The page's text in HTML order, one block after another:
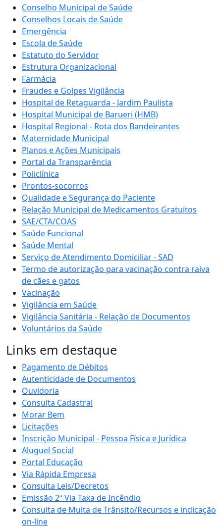
Conselho Municipal de Saúde
Conselhos Locais de Saúde
Emergência
Escola de Saúde
Estatuto do Servidor
Estrutura Organizacional
Farmácia
Fraudes e Golpes Vigilância
Hospital de Retaguarda - Jardim Paulista
Hospital Municipal de Barueri (HMB)
Hospital Regional - Rota dos Bandeirantes
Maternidade Municipal
Planos e Ações Municipais
Portal da Transparência
Policlínica
Prontos-socorros
Qualidade e Segurança do Paciente
Relação Municipal de Medicamentos Gratuitos
SAE/CTA/COAS
Saúde Funcional
Saúde Mental
Serviço de Atendimento Domiciliar - SAD
Termo de autorização para vacinação contra raiva
de cães e gatos
Vacinação
Vigilância em Saúde
Vigilância Sanitária - Relação de Documentos
Voluntários da Saúde
Links em destaque
Pagamento de Débitos
Autenticidade de Documentos
Ouvidoria
Consulta Cadastral
Morar Bem
Licitações
Inscrição Municipal - Pessoa Física e Jurídica
Aluguel Social
Portal Educação
Via Rápida Empresa
Consulta Leis/Decretos
Emissão 2ª Via Taxa de Incêndio
Consulta de Multa de Trânsito/Recursos e indicação
on-line